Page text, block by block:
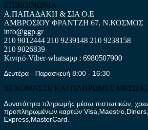
ΕΠΙΚΟΙΝΩΝΙΑ
Α.ΠΑΠΑΔΑΚΗ & ΣΙΑ Ο.Ε
ΑΜΒΡΟΣΙΟΥ ΦΡΑΝΤΖΗ 67, Ν.ΚΟΣΜΟΣ
info@ggp.gr
210 9012444 210 9239148 210 9238158
210 9026839
Κινητό-Viber-whatsapp : 6980507900
Δευτέρα - Παρασκευή 8:00 - 16:30
ΔΕΧΟΜΑΣΤΕ ΚΑΙ ΠΛΗΡΩΜΕΣ ΜΕΣΩ
Δυνατότητα πληρωμής μέσω πιστωτικών,
προπληρωμένων καρτών
Express,MasterCard.